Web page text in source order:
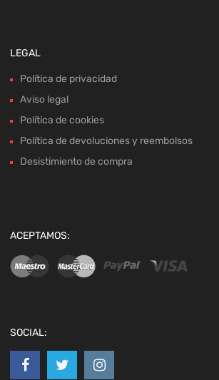
LEGAL
Política de privacidad
Aviso legal
Política de cookies
Política de devoluciones y reembolsos
Desistimiento de compra
ACEPTAMOS:
SOCIAL: